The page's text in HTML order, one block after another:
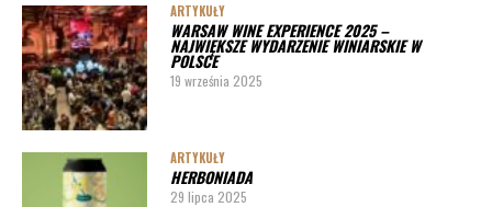
ARTYKUŁY
WARSAW WINE EXPERIENCE 2025 –
NAJWIĘKSZE WYDARZENIE WINIARSKIE W
POLSCE
19 września 2025
ARTYKUŁY
HERBONIADA
29 lipca 2025